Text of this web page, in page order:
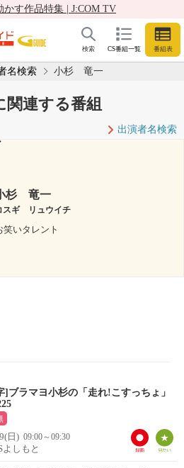
かす作品特集 | J:COM TV
CS番組一覧 番組表
検索
名検索 小杉 竜一
連する番組
出演者名検索
杉 竜一
スギ リュウイチ
笑いタレント
]ブラマヨ小杉の「走れ!こすっちょ」
日) 09:00～09:30
よしもと